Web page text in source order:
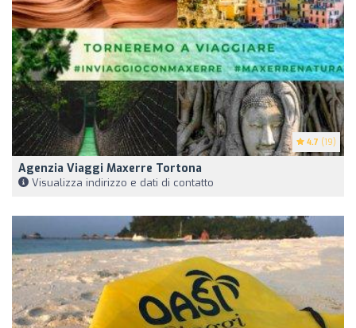
4.7 (19)
Agenzia Viaggi Maxerre Tortona
Visualizza indirizzo e dati di contatto